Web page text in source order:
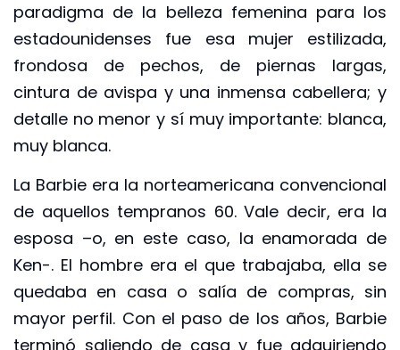
paradigma de la belleza femenina para los
estadounidenses fue esa mujer estilizada,
frondosa de pechos, de piernas largas,
cintura de avispa y una inmensa cabellera; y
detalle no menor y sí muy importante: blanca,
muy blanca.
La Barbie era la norteamericana convencional
de aquellos tempranos 60. Vale decir, era la
esposa –o, en este caso, la enamorada de
Ken-. El hombre era el que trabajaba, ella se
quedaba en casa o salía de compras, sin
mayor perfil. Con el paso de los años, Barbie
terminó saliendo de casa y fue adquiriendo